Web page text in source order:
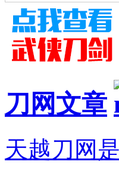
刀网文章
天越刀网